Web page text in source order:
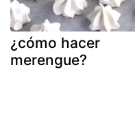
¿cómo hacer
merengue?